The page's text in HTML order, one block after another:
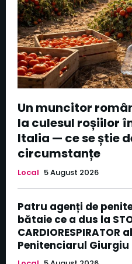
Un muncitor
la culesul roșiilor
Italia — ce se știe
circumstanțe
Local 5 August 2026
Patru agenți de
bătaie ce a dus la
Penitenciarul Giurgiu